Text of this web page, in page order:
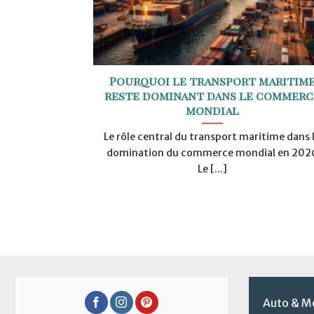
Pourquoi le transport
reste dominant dans le
mondial
Le rôle central du transport maritime dans
domination du commerce mondial en
Le [...]
Auto &